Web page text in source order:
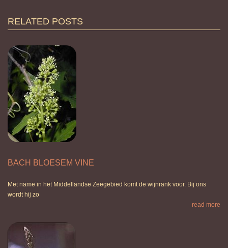
RELATED POSTS
BACH BLOESEM VINE
Met name in het Middellandse Zeegebied komt de wijnrank voor. Bij ons
wordt hij zo
read more